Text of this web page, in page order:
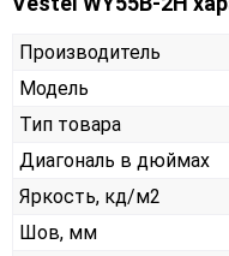
Производитель
Модель
Тип товара
Диагональ в дюймах
Яркость, кд/м2
Шов, мм